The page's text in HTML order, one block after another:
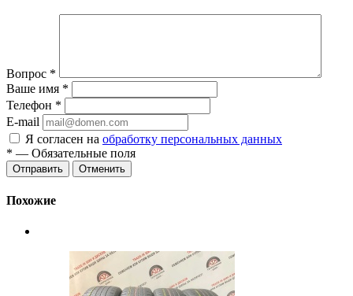
Вопрос *
Ваше имя *
Телефон *
E-mail
Я согласен на обработку персональных данных
* — Обязательные поля
Отменить
Похожие